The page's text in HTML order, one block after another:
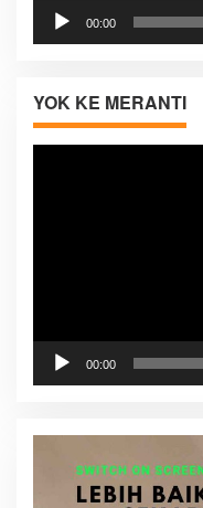
00:00
YOK KE MERANTI
00:00